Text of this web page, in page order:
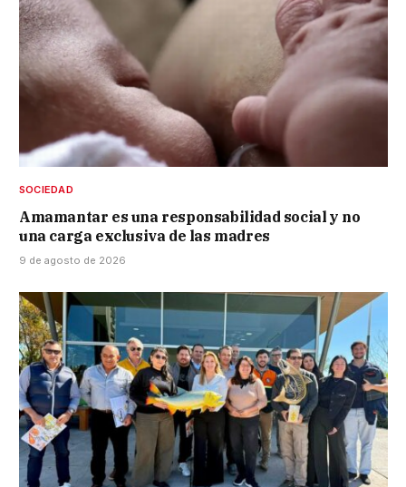
SOCIEDAD
Amamantar es una responsabilidad social y no
una carga exclusiva de las madres
9 de agosto de 2026